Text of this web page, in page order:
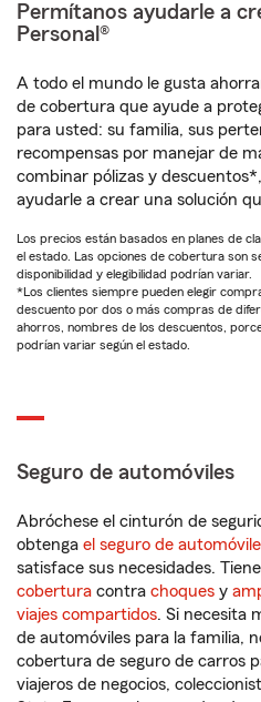
Permítanos ayudarle a
Personal®
A todo el mundo le gusta
de cobertura que ayude a
para usted: su familia, sus
recompensas por manejar de
combinar pólizas y
ayudarle a crear una solución
Los precios están basados en planes de
el estado. Las opciones de cobertura son
disponibilidad y elegibilidad podrían variar.
*Los clientes siempre pueden elegir
descuento por dos o más compras de
ahorros, nombres de los descuentos,
podrían variar según el estado.
Seguro de automóviles
Abróchese el cinturón de
obtenga el seguro de
satisface sus necesidades.
cobertura contra choques y
viajes compartidos. Si necesita
de automóviles para la familia,
cobertura de seguro de carros
viajeros de negocios,